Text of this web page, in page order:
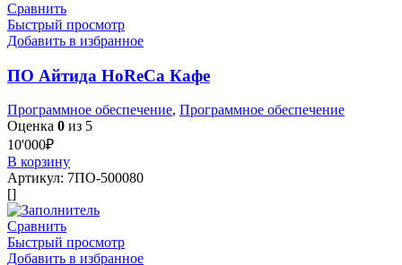
Сравнить
Быстрый просмотр
Добавить в избранное
ПО Айтида HoReCa Кафе
Программное обеспечение, Программное обеспечение
Оценка 0 из 5
10'000₽
В корзину
Артикул: 7ПО-500080
[]
Сравнить
Быстрый просмотр
Добавить в избранное